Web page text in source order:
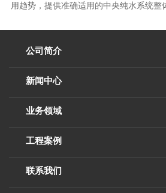
用趋势，提供准确适用的中央纯水系统整
公司简介
新闻中心
业务领域
工程案例
联系我们